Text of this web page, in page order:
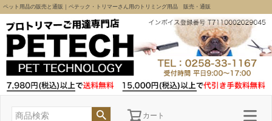
ペット用品の販売と通販｜ペテック・トリマーさん用のトリミング用品 販売・通販
カート